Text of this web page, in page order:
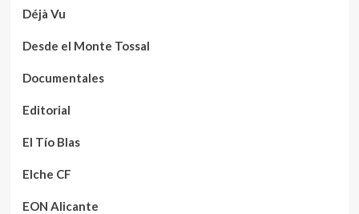
Déjà Vu
Desde el Monte Tossal
Documentales
Editorial
El Tío Blas
Elche CF
EON Alicante